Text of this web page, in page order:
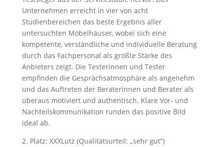
Unternehmen erreicht in vier von acht
Studienbereichen das beste Ergebnis aller
untersuchten Möbelhäuser, wobei sich eine
kompetente, verständliche und individuelle Beratung
durch das Fachpersonal als größte Stärke des
Anbieters zeigt. Die Testerinnen und Tester
empfinden die Gesprächsatmosphäre als angenehm
und das Auftreten der Beraterinnen und Berater als
überaus motiviert und authentisch. Klare Vor- und
Nachteilskommunikation runden das positive Bild
ideal ab.
2. Platz: XXXLutz (Qualitätsurteil: „sehr gut“)